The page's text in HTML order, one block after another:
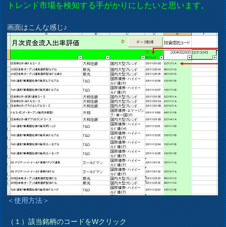
トレンド市場を検知する手がかりにしたいと思います。
画面はこんな感じ♪
＜使用方法＞
（１）該当銘柄のコードをWクリック